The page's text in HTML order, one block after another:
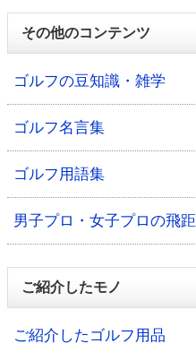
その他のコンテンツ
ゴルフの豆知識・雑学
ゴルフ名言集
ゴルフ用語集
男子プロ・女子プロの飛
ご紹介したモノ
ご紹介したゴルフ用品